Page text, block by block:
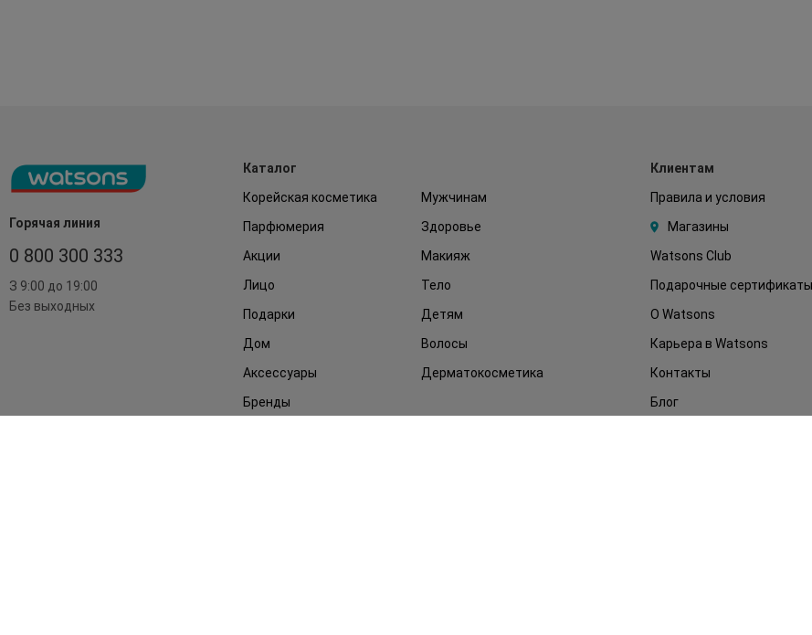
Горячая линия
0 800 300 333
З 9:00 до 19:00
Без выходных
Каталог
Корейская косметика
Мужчинам
Парфюмерия
Здоровье
Акции
Макияж
Лицо
Тело
Подарки
Детям
Дом
Волосы
Аксессуары
Дерматокосметика
Бренды
Клиентам
Правила и условия
Магазины
Watsons Club
Подарочные сертификаты
О Watsons
Карьера в Watsons
Контакты
Блог